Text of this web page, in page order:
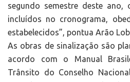
segundo semestre deste ano,
incluídos no cronograma,
estabelecidos”, pontua Arão
As obras de sinalização são
acordo com o Manual
Trânsito do Conselho